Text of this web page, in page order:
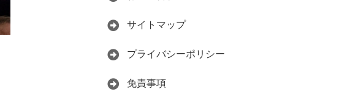
サイトマップ
プライバシーポリシー
免責事項